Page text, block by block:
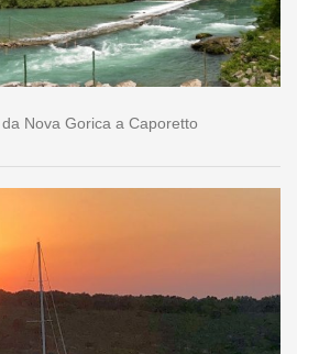
da Nova Gorica a Caporetto